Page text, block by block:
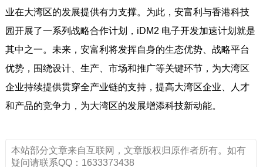
业在大湾区的发展提供有力支撑。为此，安富利与香港科技
园开展了一系列战略合作计划，iDM2 电子开发加速计划就是
其中之一。未来，安富利将发挥自身的生态优势、战略平台
优势，围绕设计、生产、市场和推广等关键环节，为大湾区
企业持续提供贯穿全产业链的支持，提高大湾区企业、人才
和产品的竞争力，为大湾区的发展增添科技新动能。
本站部分文章来自互联网，文章版权归原作者所有。如有
疑问请联系QQ：1633373438